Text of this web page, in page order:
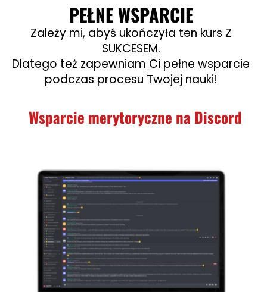
PEŁNE WSPARCIE
Zależy mi, abyś ukończyła ten kurs Z
SUKCESEM.
Dlatego też zapewniam Ci pełne wsparcie
podczas procesu Twojej nauki!
Wsparcie merytoryczne na Discord